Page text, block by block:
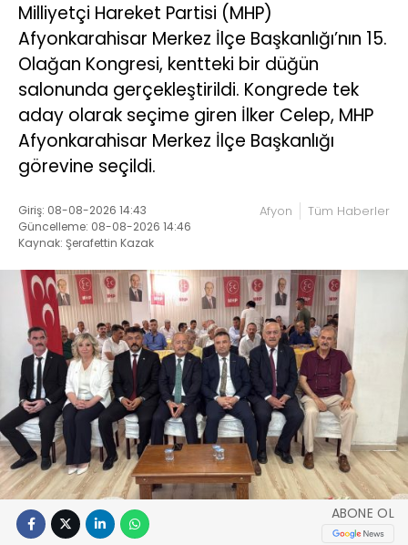
Milliyetçi Hareket Partisi (MHP)
Afyonkarahisar Merkez İlçe Başkanlığı’nın 15.
Olağan Kongresi, kentteki bir düğün
salonunda gerçekleştirildi. Kongrede tek
aday olarak seçime giren İlker Celep, MHP
Afyonkarahisar Merkez İlçe Başkanlığı
görevine seçildi.
Giriş: 08-08-2026 14:43
Güncelleme: 08-08-2026 14:46
Kaynak: Şerafettin Kazak
Afyon Tüm Haberler
ABONE OL